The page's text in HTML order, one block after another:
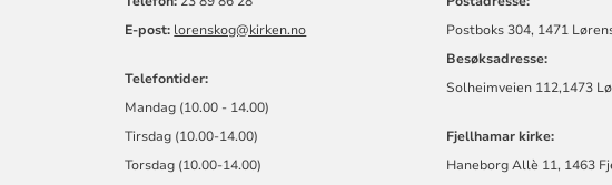
E-post: lorenskog@kirken.no
Telefontider:
Mandag (10.00 - 14.00)
Tirsdag (10.00-14.00)
Torsdag (10.00-14.00)
Postboks 304, 1471
Besøksadresse:
Solheimveien 112,1473
Fjellhamar kirke:
Haneborg Allè 11, 1463